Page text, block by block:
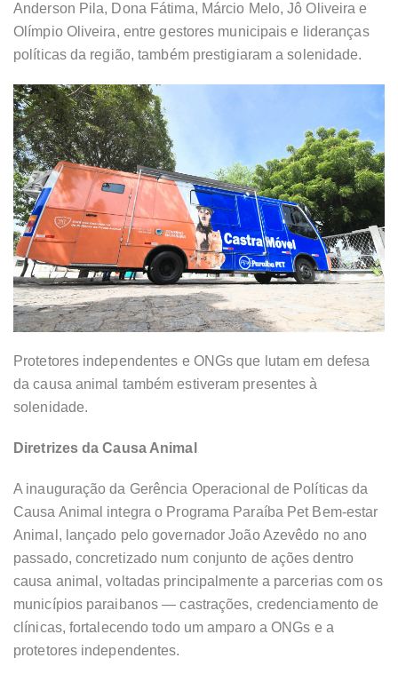
Anderson Pila, Dona Fátima, Márcio Melo, Jô Oliveira e
Olímpio Oliveira, entre gestores municipais e lideranças
políticas da região, também prestigiaram a solenidade.
Protetores independentes e ONGs que lutam em defesa
da causa animal também estiveram presentes à
solenidade.
Diretrizes da Causa Animal
A inauguração da Gerência Operacional de Políticas da
Causa Animal integra o Programa Paraíba Pet Bem-estar
Animal, lançado pelo governador João Azevêdo no ano
passado, concretizado num conjunto de ações dentro
causa animal, voltadas principalmente a parcerias com os
municípios paraibanos — castrações, credenciamento de
clínicas, fortalecendo todo um amparo a ONGs e a
protetores independentes.